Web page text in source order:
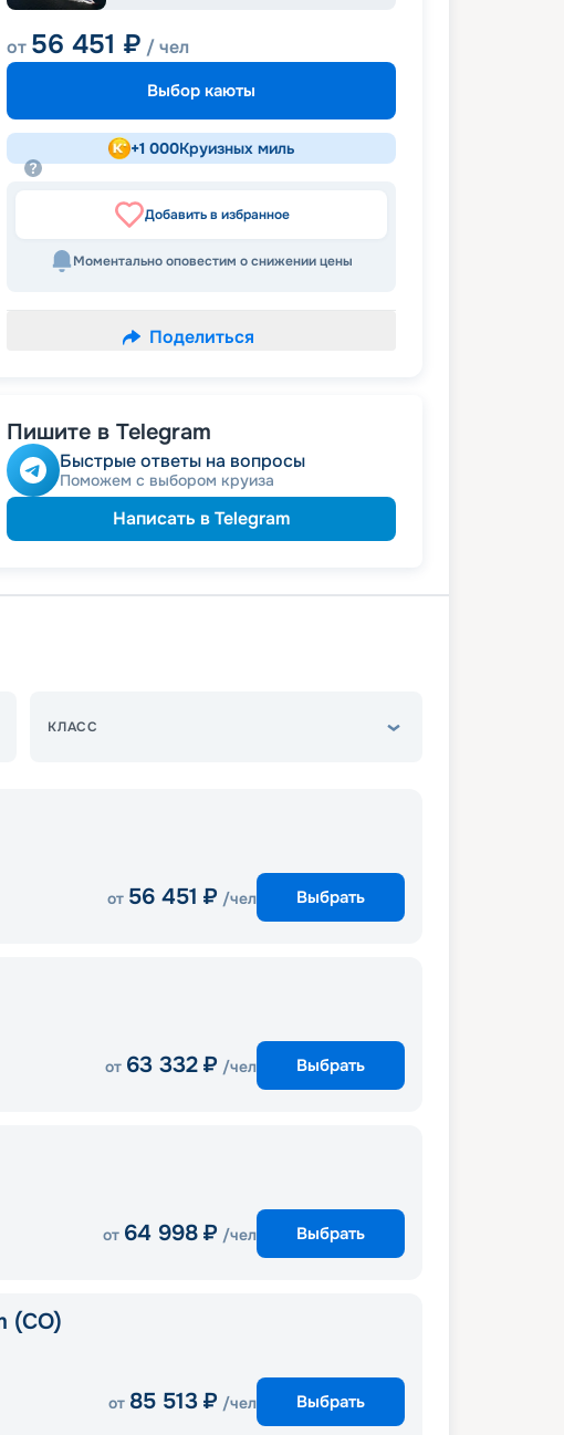
от 56 451 ₽ / чел
Выбор каюты
+1 000Круизных миль
Добавить в избранное
Моментально оповестим о снижении цены
Поделиться
Пишите в Telegram
Быстрые ответы на вопросы
Поможем с выбором круиза
Написать в Telegram
КЛАСС
от 56 451 ₽ /чел Выбрать
от 63 332 ₽ /чел Выбрать
от 64 998 ₽ /чел Выбрать
(CO)
от 85 513 ₽ /чел Выбрать